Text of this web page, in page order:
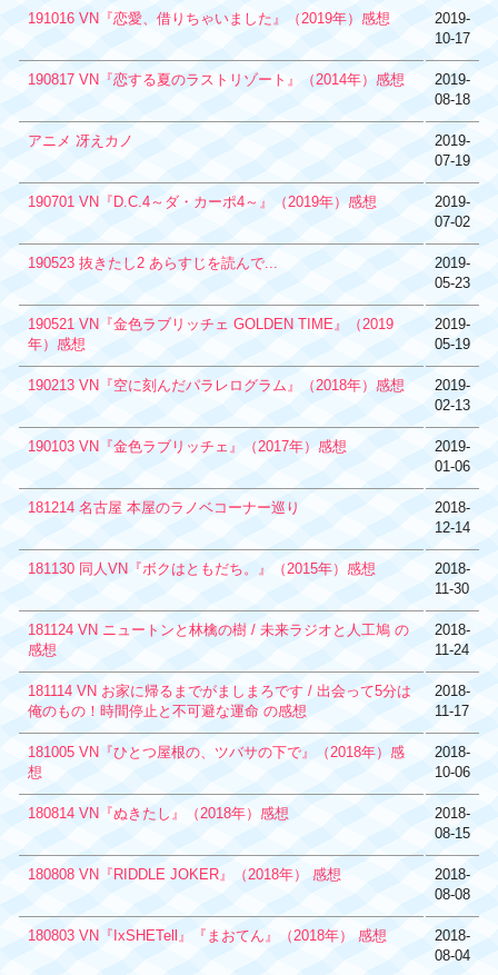
191016 VN『恋愛、借りちゃいました』（2019年）感想
2019-
10-17
190817 VN『恋する夏のラストリゾート』（2014年）感想
2019-
08-18
アニメ 冴えカノ
2019-
07-19
190701 VN『D.C.4～ダ・カーポ4～』（2019年）感想
2019-
07-02
190523 抜きたし2 あらすじを読んで...
2019-
05-23
190521 VN『金色ラブリッチェ GOLDEN TIME』（2019
年）感想
2019-
05-19
190213 VN『空に刻んだパラレログラム』（2018年）感想
2019-
02-13
190103 VN『金色ラブリッチェ』（2017年）感想
2019-
01-06
181214 名古屋 本屋のラノベコーナー巡り
2018-
12-14
181130 同人VN『ボクはともだち。』（2015年）感想
2018-
11-30
181124 VN ニュートンと林檎の樹 / 未来ラジオと人工鳩 の
感想
2018-
11-24
181114 VN お家に帰るまでがましまろです / 出会って5分は
俺のもの！時間停止と不可避な運命 の感想
2018-
11-17
181005 VN『ひとつ屋根の、ツバサの下で』（2018年）感
想
2018-
10-06
180814 VN『ぬきたし』（2018年）感想
2018-
08-15
180808 VN『RIDDLE JOKER』（2018年） 感想
2018-
08-08
180803 VN『IxSHETell』『まおてん』（2018年） 感想
2018-
08-04